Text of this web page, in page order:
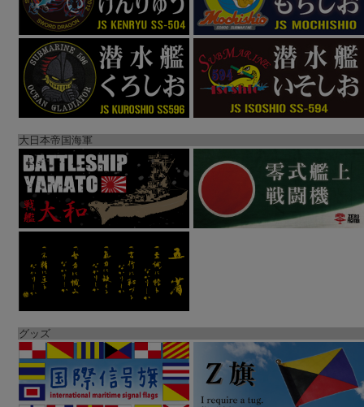
大日本帝国海軍
グッズ